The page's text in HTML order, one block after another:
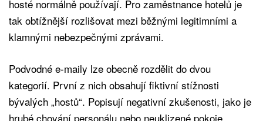
hosté normálně používají. Pro zaměstnance hotelů je
tak obtížnější rozlišovat mezi běžnými legitimními a
klamnými nebezpečnými zprávami.
Podvodné e-maily lze obecně rozdělit do dvou
kategorií. První z nich obsahují fiktivní stížnosti
bývalých „hostů“. Popisují negativní zkušenosti, jako je
hrubé chování personálu nebo neuklizené pokoje,